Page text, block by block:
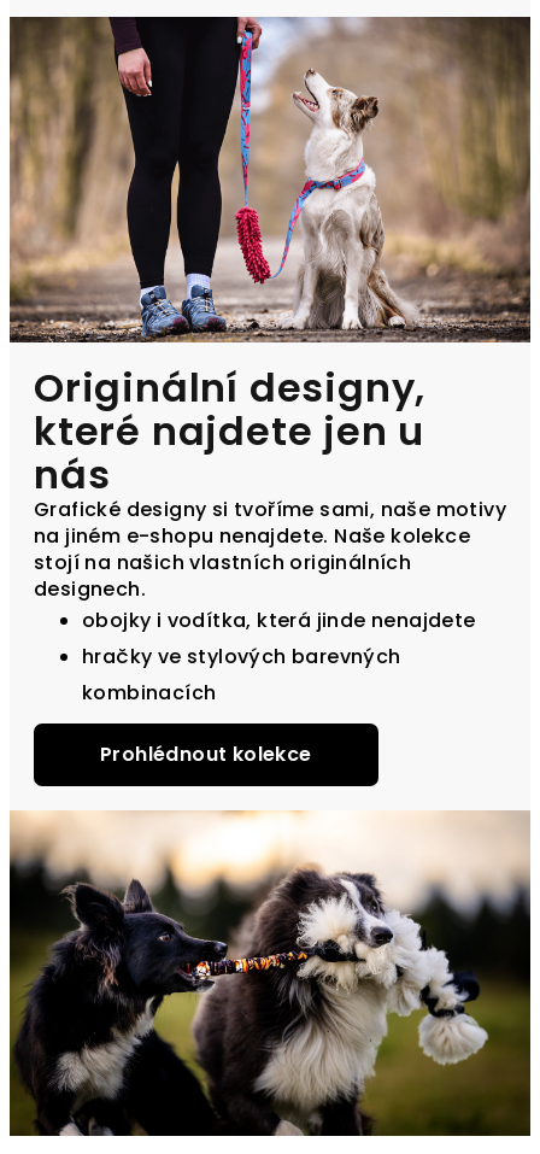
Originální designy,
které najdete jen u
nás
Grafické designy si tvoříme sami, naše motivy
na jiném e-shopu nenajdete. Naše kolekce
stojí na našich vlastních originálních
designech.
obojky i vodítka, která jinde nenajdete
hračky ve stylových barevných
kombinacích
Prohlédnout kolekce